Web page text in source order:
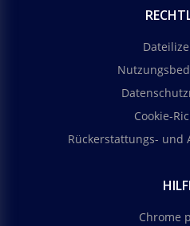
Cookie-
Rückerstattungs- und
Chrome